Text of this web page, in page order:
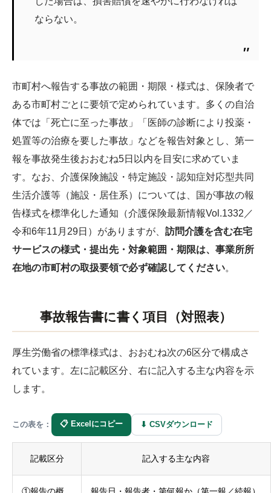
ならない。
市町村へ報告する事故の範囲・期限・様式は、保険者で
ある市町村ごとに要領で定められています。多くの自治
体では「死亡に至った事故」「医師の診断により投薬・
処置等の治療を要した事故」などを報告対象とし、第一
報を事故発生後おおむね5日以内を目安に求めていま
す。なお、介護保険施設・特定施設・認知症対応型共同
生活介護等（施設・居住系）については、国が事故の報
告様式を標準化した通知（介護保険最新情報Vol.1332／
令和6年11月29日）がありますが、 訪問介護を含む在宅
サービスの様式・提出先・対象範囲・期限は、事業所所
在地の市町村の取扱要領で必ず確認してください。
事故報告書に書く項目（対照表）
厚生労働省の標準様式は、おおむね次の6区分で構成さ
れています。左に記載区分、右に記入する主な内容を示
します。
この表を： 📋 Excelにコピー ⬇ CSVダウンロード
記載区分 記入する主な内容